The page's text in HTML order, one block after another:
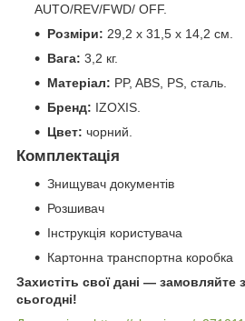
AUTO/REV/FWD/ OFF.
Розміри: 29,2 х 31,5 х 14,2 см.
Вага: 3,2 кг.
Матеріал: PP, ABS, PS, сталь.
Бренд: IZOXIS.
Цвет: чорний.
Комплектація
Знищувач документів
Розшивач
Інструкція користувача
Картонна транспортна коробка
Захистіть свої дані — замовляйте
сьогодні!